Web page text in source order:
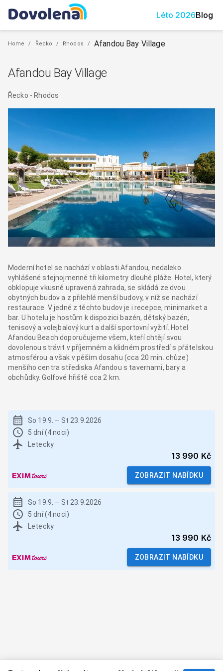
Léto 2026Blog
Home / Řecko / Rhodos / Afandou Bay Village
Afandou Bay Village
Řecko - Rhodos
Moderní hotel se nachází v oblasti Afandou, nedaleko
vyhlášené stejnojmenné tři kilometry dlouhé pláže. Hotel, který
obklopuje vkusně upravená zahrada, se skládá ze dvou
obytných budov a z přilehlé menší budovy, v níž se nachází
restaurace. V jedné z těchto budov je i recepce, minimarket a
bar. U hotelu je hostům k dispozici bazén, dětský bazén,
tenisový a volejbalový kurt a další sportovní vyžití. Hotel
Afandou Beach doporučujeme všem, kteří chtějí svou
dovolenou strávit v příjemném a klidném prostředí s přátelskou
atmosférou a však v pěším dosahu (cca 20 min. chůze)
menšího centra střediska Afandou s tavernami, bary a
obchůdky. Golfové hřiště cca 2 km.
So 19.9. – St 23.9.2026
5 dní (4 noci)
Letecky
13 990 Kč
ZOBRAZIT NABÍDKU
So 19.9. – St 23.9.2026
5 dní (4 noci)
Letecky
13 990 Kč
ZOBRAZIT NABÍDKU